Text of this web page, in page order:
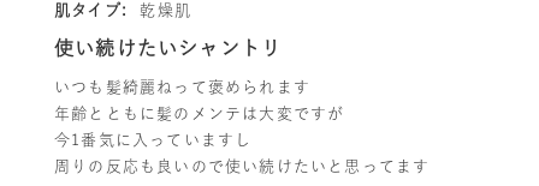
肌タイプ:
乾燥肌
使い続けたいシャントリ
いつも髪綺麗ねって褒められます
年齢とともに髪のメンテは大変ですが
今1番気に入っていますし
周りの反応も良いので使い続けたいと思ってます